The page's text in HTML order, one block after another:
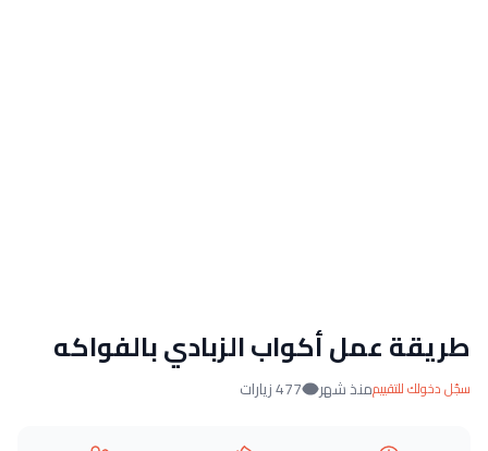
طريقة عمل أكواب الزبادي بالفواكه
سجّل دخولك للتقييممنذ شهر 477 زيارات